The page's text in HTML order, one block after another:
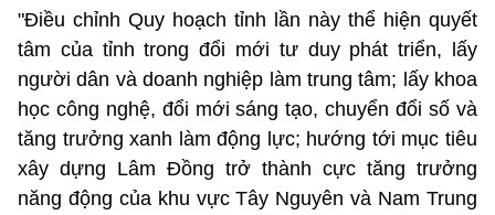
"Điều chỉnh Quy hoạch tỉnh lần này thể hiện quyết
tâm của tỉnh trong đổi mới tư duy phát triển, lấy
người dân và doanh nghiệp làm trung tâm; lấy khoa
học công nghệ, đổi mới sáng tạo, chuyển đổi số và
tăng trưởng xanh làm động lực; hướng tới mục tiêu
xây dựng Lâm Đồng trở thành cực tăng trưởng
năng động của khu vực Tây Nguyên và Nam Trung